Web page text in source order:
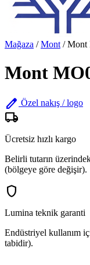
Mağaza / Mont / Mont
Mont
edit Özel nakış / logo
local_shipping
Ücretsiz hızlı kargo
Belirli tutarın
(bölgeye göre değişir).
shield
Lumina teknik garanti
Endüstriyel kullanım
tabidir).